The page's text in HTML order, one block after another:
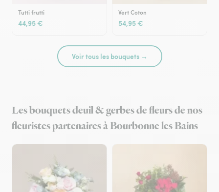
Tutti frutti
44,95 €
Vert Coton
54,95 €
Voir tous les bouquets →
Les bouquets deuil & gerbes de fleurs de nos
fleuristes partenaires à Bourbonne les Bains